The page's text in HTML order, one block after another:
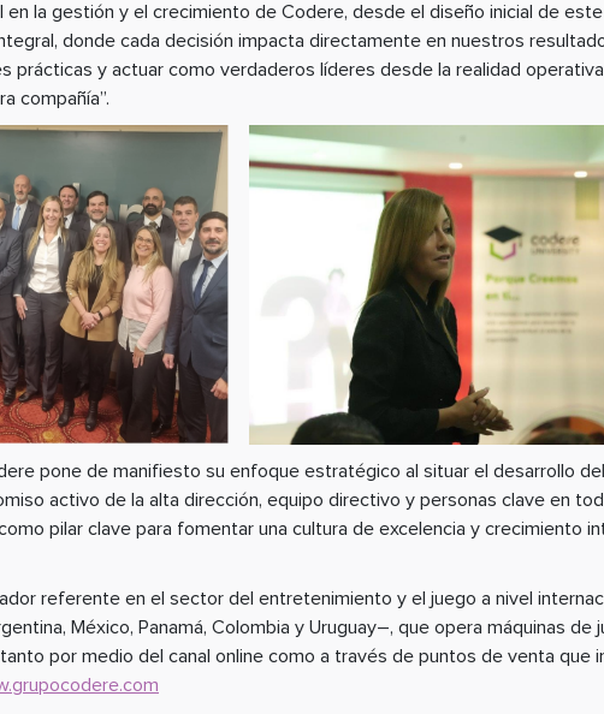
en la gestión y el crecimiento de Codere, desde el diseño inicial de
donde cada decisión impacta directamente en nuestros
prácticas y actuar como verdaderos líderes desde la realidad
compañía”.
pone de manifiesto su enfoque estratégico al situar el desarrollo
activo de la alta dirección, equipo directivo y personas clave en
pilar clave para fomentar una cultura de excelencia y crecimiento
referente en el sector del entretenimiento y el juego a nivel
México, Panamá, Colombia y Uruguay–, que opera máquinas
por medio del canal online como a través de puntos de venta